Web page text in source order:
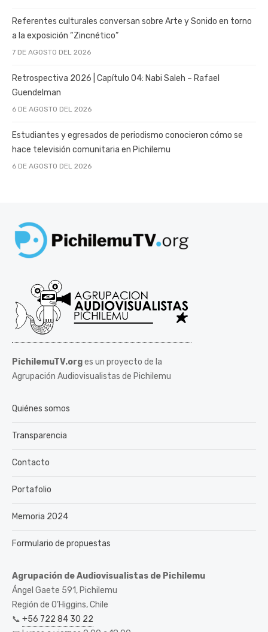
Referentes culturales conversan sobre Arte y Sonido en torno
a la exposición “Zincnético”
7 DE AGOSTO DEL 2026
Retrospectiva 2026 | Capítulo 04: Nabi Saleh – Rafael
Guendelman
6 DE AGOSTO DEL 2026
Estudiantes y egresados de periodismo conocieron cómo se
hace televisión comunitaria en Pichilemu
6 DE AGOSTO DEL 2026
PichilemuTV.orges un proyecto de la
Agrupación Audiovisualistas de Pichilemu
Quiénes somos
Transparencia
Contacto
Portafolio
Memoria 2024
Formulario de propuestas
Agrupación de Audiovisualistas de Pichilemu
Ángel Gaete 591, Pichilemu
Región de O’Higgins, Chile
📞 +56 722 84 30 22